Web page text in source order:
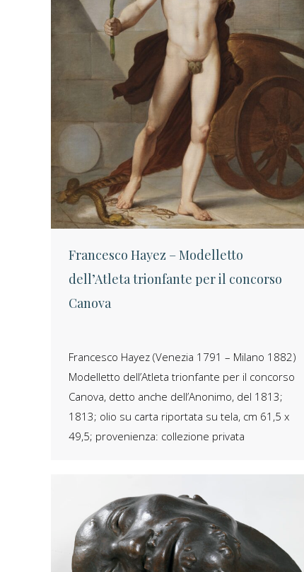
Francesco Hayez – Modelletto
dell’Atleta trionfante per il concorso
Canova
Francesco Hayez (Venezia 1791 – Milano 1882)
Modelletto dell’Atleta trionfante per il concorso
Canova, detto anche dell’Anonimo, del 1813;
1813; olio su carta riportata su tela, cm 61,5 x
49,5; provenienza: collezione privata